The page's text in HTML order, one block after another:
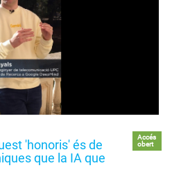
'honoris' és de
que la IA que
Accés
obert